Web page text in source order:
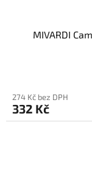
MIVARDI
274 Kč bez DPH
332 Kč